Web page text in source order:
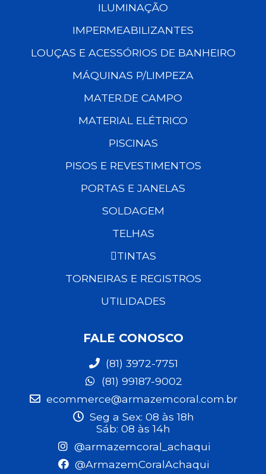
ILUMINAÇÃO
IMPERMEABILIZANTES
LOUÇAS E ACESSÓRIOS DE BANHEIRO
MÁQUINAS P/LIMPEZA
MATER.DE CAMPO
MATERIAL ELÉTRICO
PISCINAS
PISOS E REVESTIMENTOS
PORTAS E JANELAS
SOLDAGEM
TELHAS
TINTAS
TORNEIRAS E REGISTROS
UTILIDADES
FALE CONOSCO
(81) 3972-7751
(81) 99187-9002
ecommerce@armazemcoral.com.br
Seg a Sex: 08 às 18h
Sáb: 08 às 14h
@armazemcoral_achaqui
@ArmazemCoralAchaqui